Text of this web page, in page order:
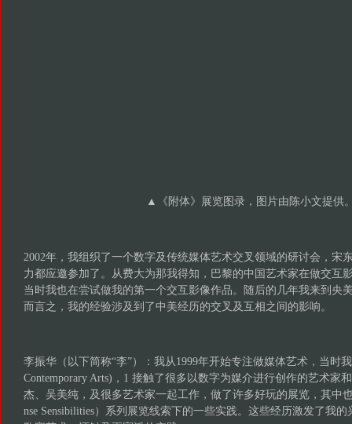
▲《附体》展览图录，图片由陈小文提供
2002年，我组织了一个数字及传统媒体艺术交叉领域的研讨会，宋
力都应邀参加了。从费大为那我得知，巴黎的中国艺术家在做交互
当时我也在尝试做我的第一个交互影像作品。随后的几年我来到央
而言之，我的经验涉及到了中美经历的交叉及互相之间的影响。
李振华（以下简称“李”）：我从1999年开始专注做媒体艺术，当时
Contemporary Arts)，1 接触了很多以数字为媒介进行创作的艺术家
杰、吴美纯，及很多艺术家一起工作，做了许多好玩的展览，其中
nse Sensibilities）系列展览线索下的一些实践。这些经历激发了我